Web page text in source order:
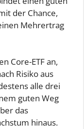
der Chance,
Mehrertrag
Core-ETF an,
Risiko aus
alle drei
guten Weg
das
hinaus.